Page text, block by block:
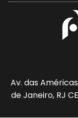
Av. das
de Janeiro, RJ